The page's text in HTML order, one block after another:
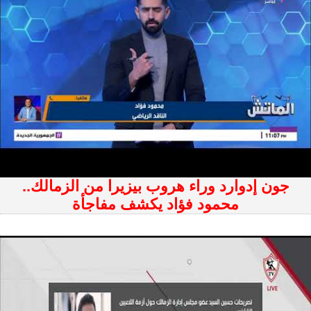
جون إدوارد وراء هروب بيزيرا من الزمالك..
محمود فؤاد يكشف مفاجأة